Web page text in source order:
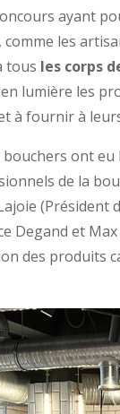
ayant
les
tous les corps
lumière les
à fournir à
ont
de la
Degand et
des produits